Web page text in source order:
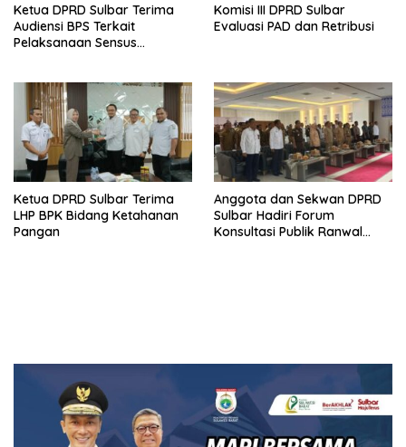
Ketua DPRD Sulbar Terima
Audiensi BPS Terkait
Pelaksanaan Sensus
Komisi III DPRD Sulbar
Evaluasi PAD dan Retribusi
Ketua DPRD Sulbar Terima
LHP BPK Bidang Ketahanan
Pangan
Anggota dan Sekwan DPRD
Sulbar Hadiri Forum
Konsultasi Publik Ranwal